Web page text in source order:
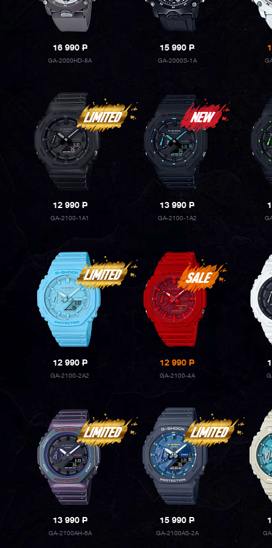
16 990P
GA-2000HD-8A
15 990P
GA-2000S-1A
12 990P
GA-2100-1A1
13 990P
GA-2100-1A2
12 990P
GA-2100-2A2
12 990P
GA-2100-4A
13 990P
GA-2100AH-6A
15 990P
GA-2100AS-2A